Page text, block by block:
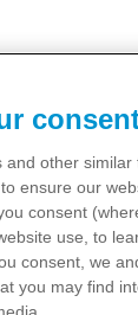
wird
im
other similar
ensure our
consent
use, to
consent, we
you may find